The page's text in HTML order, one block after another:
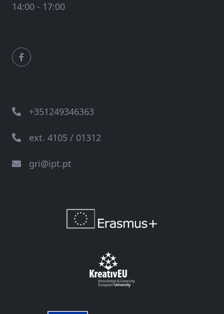
14:00 - 17:00
+351249346363
ext. 4105 / 01312
gri@ipt.pt